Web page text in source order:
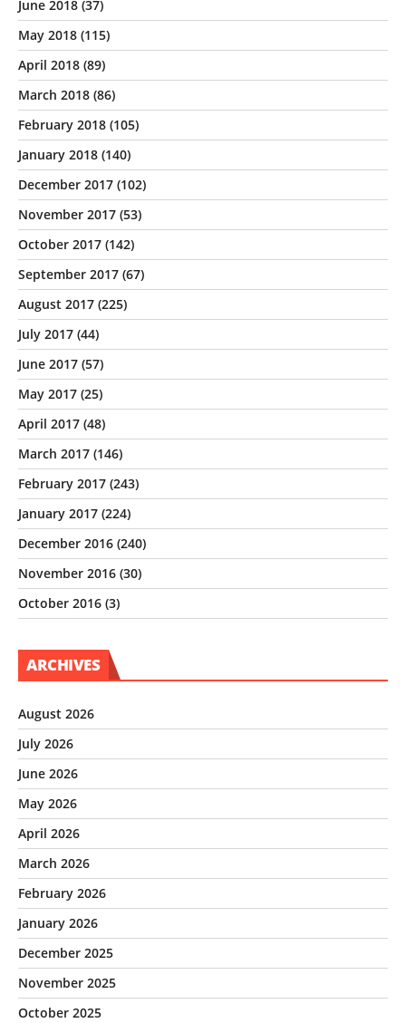
June 2018 (37)
May 2018 (115)
April 2018 (89)
March 2018 (86)
February 2018 (105)
January 2018 (140)
December 2017 (102)
November 2017 (53)
October 2017 (142)
September 2017 (67)
August 2017 (225)
July 2017 (44)
June 2017 (57)
May 2017 (25)
April 2017 (48)
March 2017 (146)
February 2017 (243)
January 2017 (224)
December 2016 (240)
November 2016 (30)
October 2016 (3)
ARCHIVES
August 2026
July 2026
June 2026
May 2026
April 2026
March 2026
February 2026
January 2026
December 2025
November 2025
October 2025